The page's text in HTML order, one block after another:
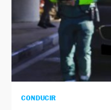
CONDUCIR